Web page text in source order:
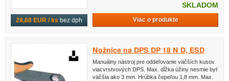
28,68 EUR / ks bez dph
SKLADOM
Viac o produkte
Nožnice na DPS DP 18 N D, ESD
Manuálny nástroj pre oddeľovanie väčších kusov
viacvrstvových DPS. Max. dĺžka úžiny nesmie byť
väčšia ako 3 mm. Hrúbka čepeľou 1,8 mm. Max.